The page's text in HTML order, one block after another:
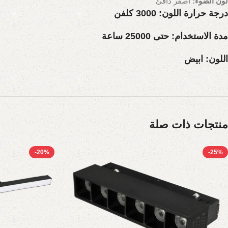
درجة حرارة اللون: 3000 كلفن
مدة الاستخدام: حتى 25000 ساعة
اللون: ابيض
منتجات ذات صلة
-25%
-20%